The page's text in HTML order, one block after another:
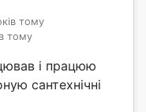
тому
тому
і працюю
сантехнічні